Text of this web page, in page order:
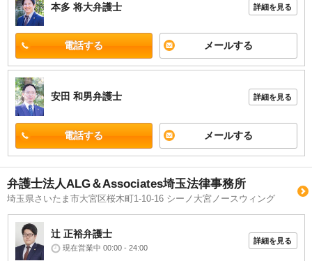
本多 将大弁護士 詳細を見る
電話する メールする
安田 和男弁護士 詳細を見る
電話する メールする
弁護士法人ALG＆Associates埼玉法律事務所
埼玉県さいたま市大宮区桜木町1-10-16 シーノ大宮ノースウィング
辻 正裕弁護士
現在営業中 00:00 - 24:00
詳細を見る